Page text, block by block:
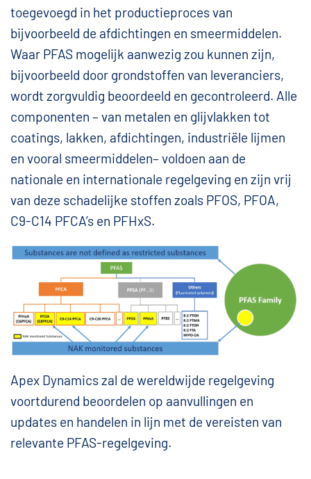
toegevoegd in het productieproces van
bijvoorbeeld de afdichtingen en smeermiddelen.
Waar PFAS mogelijk aanwezig zou kunnen zijn,
bijvoorbeeld door grondstoffen van leveranciers,
wordt zorgvuldig beoordeeld en gecontroleerd. Alle
componenten – van metalen en glijvlakken tot
coatings, lakken, afdichtingen, industriële lijmen
en vooral smeermiddelen– voldoen aan de
nationale en internationale regelgeving en zijn vrij
van deze schadelijke stoffen zoals PFOS, PFOA,
C9-C14 PFCA’s en PFHxS.
Apex Dynamics zal de wereldwijde regelgeving
voortdurend beoordelen op aanvullingen en
updates en handelen in lijn met de vereisten van
relevante PFAS-regelgeving.